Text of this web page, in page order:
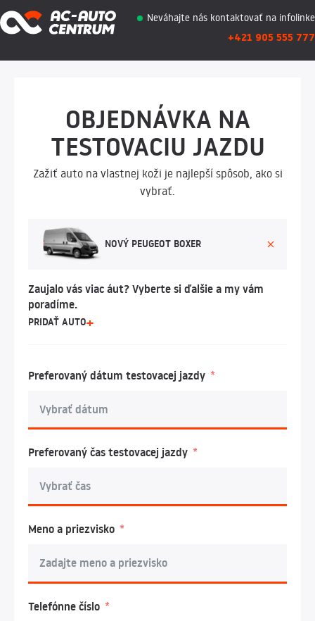
Neváhajte nás kontaktovať na infolinke
+421 905 555 777
OBJEDNÁVKA NA
TESTOVACIU JAZDU
Zažiť auto na vlastnej koži je najlepší spôsob, ako si
vybrať.
NOVÝ PEUGEOT BOXER
Zaujalo vás viac áut? Vyberte si ďalšie a my vám
poradíme.
PRIDAŤ AUTO
Preferovaný dátum testovacej jazdy
Preferovaný čas testovacej jazdy
Meno a priezvisko
Telefónne číslo